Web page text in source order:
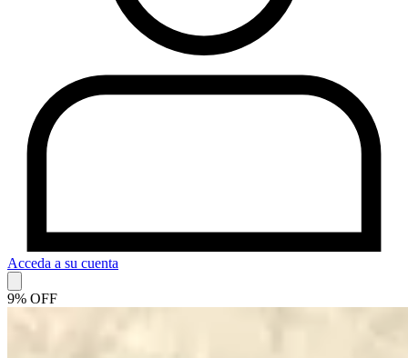
Acceda a su cuenta
9% OFF